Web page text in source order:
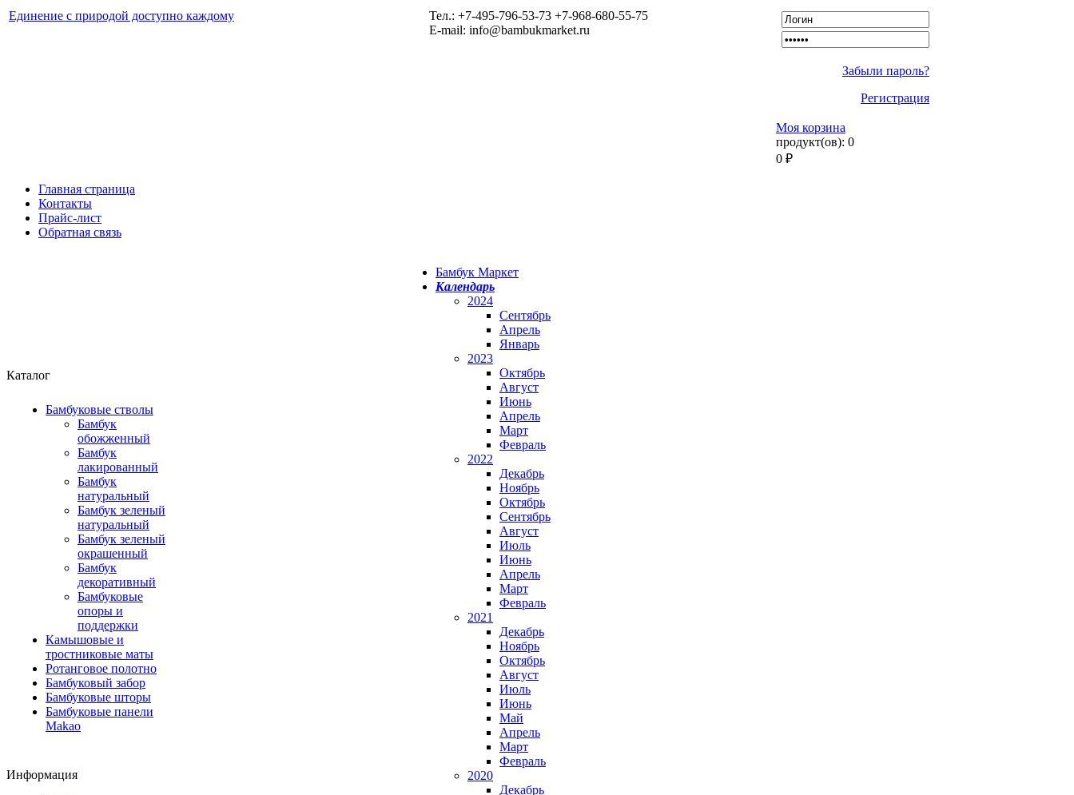
Единение с природой доступно каждому
Тел.: +7-495-796-53-73 +7-968-680-55-75
E-mail: info@bambukmarket.ru
Забыли пароль?
Регистрация
Моя корзина
продукт(ов): 0
0 ₽
Главная страница
Контакты
Прайс-лист
Обратная связь
Каталог
Бамбуковые стволы
Бамбук
обожженный
Бамбук
лакированный
Бамбук
натуральный
Бамбук зеленый
натуральный
Бамбук зеленый
окрашенный
Бамбук
декоративный
Бамбуковые
опоры и
поддержки
Камышовые и
тростниковые маты
Ротанговое полотно
Бамбуковый забор
Бамбуковые шторы
Бамбуковые панели
Makao
Информация
Бамбук Маркет
Календарь
2024
Сентябрь
Апрель
Январь
2023
Октябрь
Август
Июнь
Апрель
Март
Февраль
2022
Декабрь
Ноябрь
Октябрь
Сентябрь
Август
Июль
Июнь
Апрель
Март
Февраль
2021
Декабрь
Ноябрь
Октябрь
Август
Июль
Июнь
Май
Апрель
Март
Февраль
2020
Декабрь